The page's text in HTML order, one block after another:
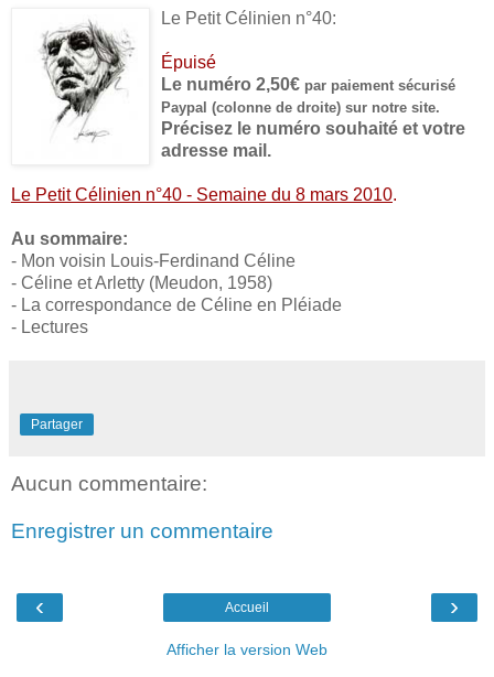
Le Petit Célinien n°40:
Épuisé
Le numéro 2,50€ par paiement sécurisé
Paypal (colonne de droite) sur notre site.
Précisez le numéro souhaité et votre
adresse mail.
Le Petit Célinien n°40 - Semaine du 8 mars 2010.
Au sommaire:
- Mon voisin Louis-Ferdinand Céline
- Céline et Arletty (Meudon, 1958)
- La correspondance de Céline en Pléiade
- Lectures
Partager
Aucun commentaire:
Enregistrer un commentaire
‹ ›
Accueil
Afficher la version Web